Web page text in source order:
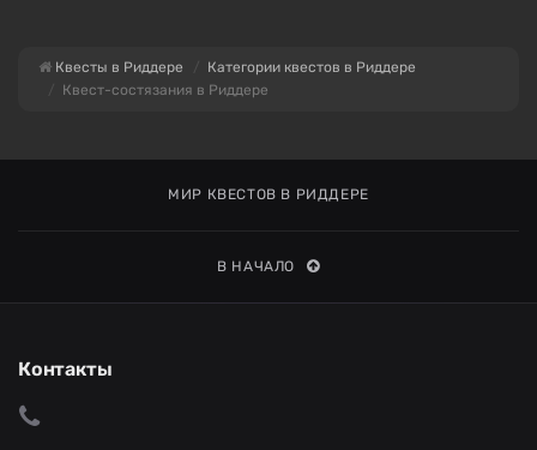
Квесты в Риддере
Категории квестов в Риддере
Квест-состязания в Риддере
МИР КВЕСТОВ В РИДДЕРЕ
В НАЧАЛО
Контакты